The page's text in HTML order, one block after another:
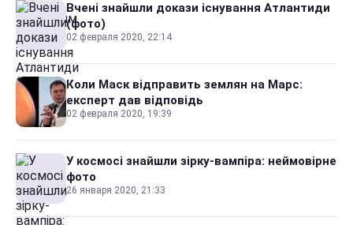
Вчені знайшли докази існування Атлантиди
(фото)
02 февраля 2020, 22:14
Коли Маск відправить землян на Марс:
експерт дав відповідь
02 февраля 2020, 19:39
У космосі знайшли зірку-вампіра: неймовірне
фото
26 января 2020, 21:33